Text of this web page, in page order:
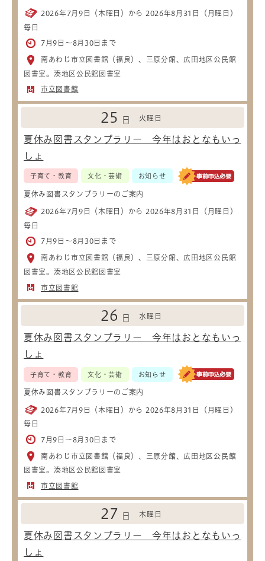
2026年7月9日（木曜日）から 2026年8月31日（月曜日）
毎日
7月9日～8月30日まで
南あわじ市立図書館（福良）、三原分館、広田地区公民館
図書室。湊地区公民館図書室
市立図書館
25 日 火曜日
夏休み図書スタンプラリー 今年はおとなもいっ
しょ
子育て・教育 文化・芸術 お知らせ
夏休み図書スタンプラリーのご案内
2026年7月9日（木曜日）から 2026年8月31日（月曜日）
毎日
7月9日～8月30日まで
南あわじ市立図書館（福良）、三原分館、広田地区公民館
図書室。湊地区公民館図書室
市立図書館
26 日 水曜日
夏休み図書スタンプラリー 今年はおとなもいっ
しょ
子育て・教育 文化・芸術 お知らせ
夏休み図書スタンプラリーのご案内
2026年7月9日（木曜日）から 2026年8月31日（月曜日）
毎日
7月9日～8月30日まで
南あわじ市立図書館（福良）、三原分館、広田地区公民館
図書室。湊地区公民館図書室
市立図書館
27 日 木曜日
夏休み図書スタンプラリー 今年はおとなもいっ
しょ